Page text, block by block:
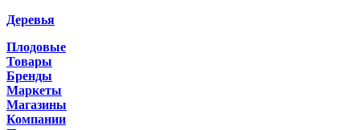
Деревья
Плодовые
Товары
Бренды
Маркеты
Магазины
Компании